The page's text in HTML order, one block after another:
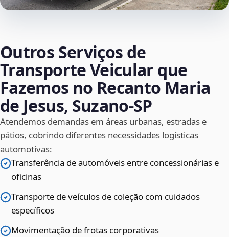
Outros Serviços de
Transporte Veicular que
Fazemos no Recanto Maria
de Jesus, Suzano‑SP
Atendemos demandas em áreas urbanas, estradas e
pátios, cobrindo diferentes necessidades logísticas
automotivas:
Transferência de automóveis entre concessionárias e
oficinas
Transporte de veículos de coleção com cuidados
específicos
Movimentação de frotas corporativas